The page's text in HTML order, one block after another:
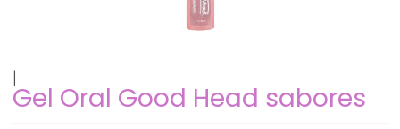
Gel Oral Good Head sabores